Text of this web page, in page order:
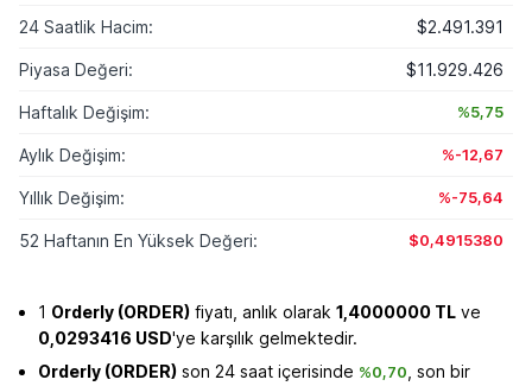
24 Saatlik Hacim: $2.491.391
Piyasa Değeri: $11.929.426
Haftalık Değişim: %5,75
Aylık Değişim: %-12,67
Yıllık Değişim: %-75,64
52 Haftanın En Yüksek Değeri: $0,4915380
1 Orderly (ORDER) fiyatı, anlık olarak 1,4000000 TL ve
0,0293416 USD'ye karşılık gelmektedir.
Orderly (ORDER) son 24 saat içerisinde %0,70 , son bir